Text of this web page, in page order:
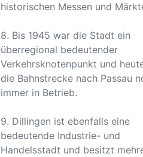
historischen Messen und
8. Bis 1945 war die Stadt ein
überregional bedeutender
Verkehrsknotenpunkt und
die Bahnstrecke nach Passau
immer in Betrieb.
9. Dillingen ist ebenfalls eine
bedeutende Industrie- und
Handelsstadt und besitzt